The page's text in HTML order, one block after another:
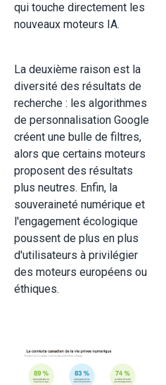
qui touche directement les
nouveaux moteurs IA.
La deuxième raison est la
diversité des résultats de
recherche : les algorithmes
de personnalisation Google
créent une bulle de filtres,
alors que certains moteurs
proposent des résultats
plus neutres. Enfin, la
souveraineté numérique et
l'engagement écologique
poussent de plus en plus
d'utilisateurs à privilégier
des moteurs européens ou
éthiques.